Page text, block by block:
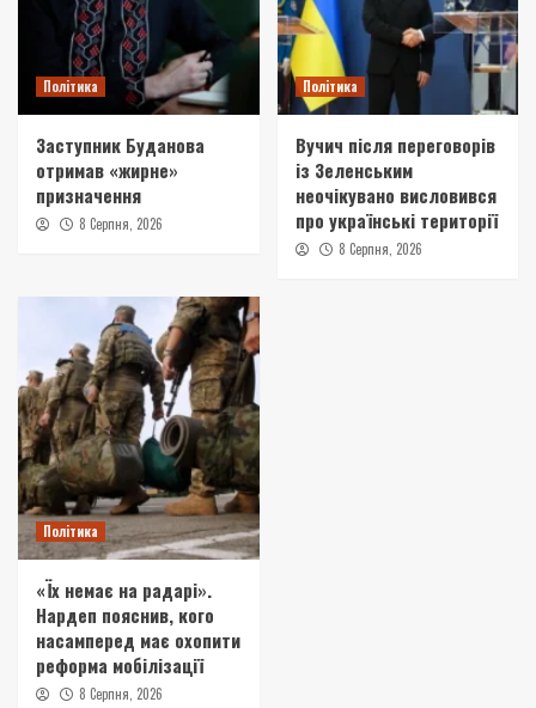
Політика
Заступник Буданова
отримав «жирне»
призначення
8 Серпня, 2026
Політика
Вучич після переговорів
із Зеленським
неочікувано висловився
про українські території
8 Серпня, 2026
Політика
«Їх немає на радарі».
Нардеп пояснив, кого
насамперед має охопити
реформа мобілізації
8 Серпня, 2026